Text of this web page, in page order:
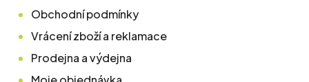
Obchodní podmínky
Vrácení zboží a reklamace
Prodejna a výdejna